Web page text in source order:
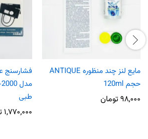
مایع لنز چند منظوره ANTIQUE
حجم 120ml
۹۸,۰۰۰تومان
فشارسنج
طبی
۱,۷۷۰,۰۰۰